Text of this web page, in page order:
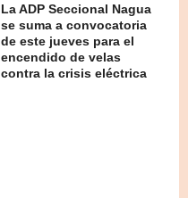
La ADP Seccional Nagua
se suma a convocatoria
de este jueves para el
encendido de velas
contra la crisis eléctrica